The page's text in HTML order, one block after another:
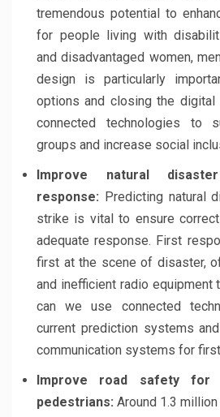
tremendous potential to
for people living with
and disadvantaged women,
design is particularly
options and closing the digital
connected technologies to
groups and increase social
Improve natural
response: Predicting natural
strike is vital to ensure
adequate response. First
first at the scene of disaster,
and inefficient radio equipment
can we use connected
current prediction systems
communication systems for
Improve road safety for
pedestrians: Around 1.3